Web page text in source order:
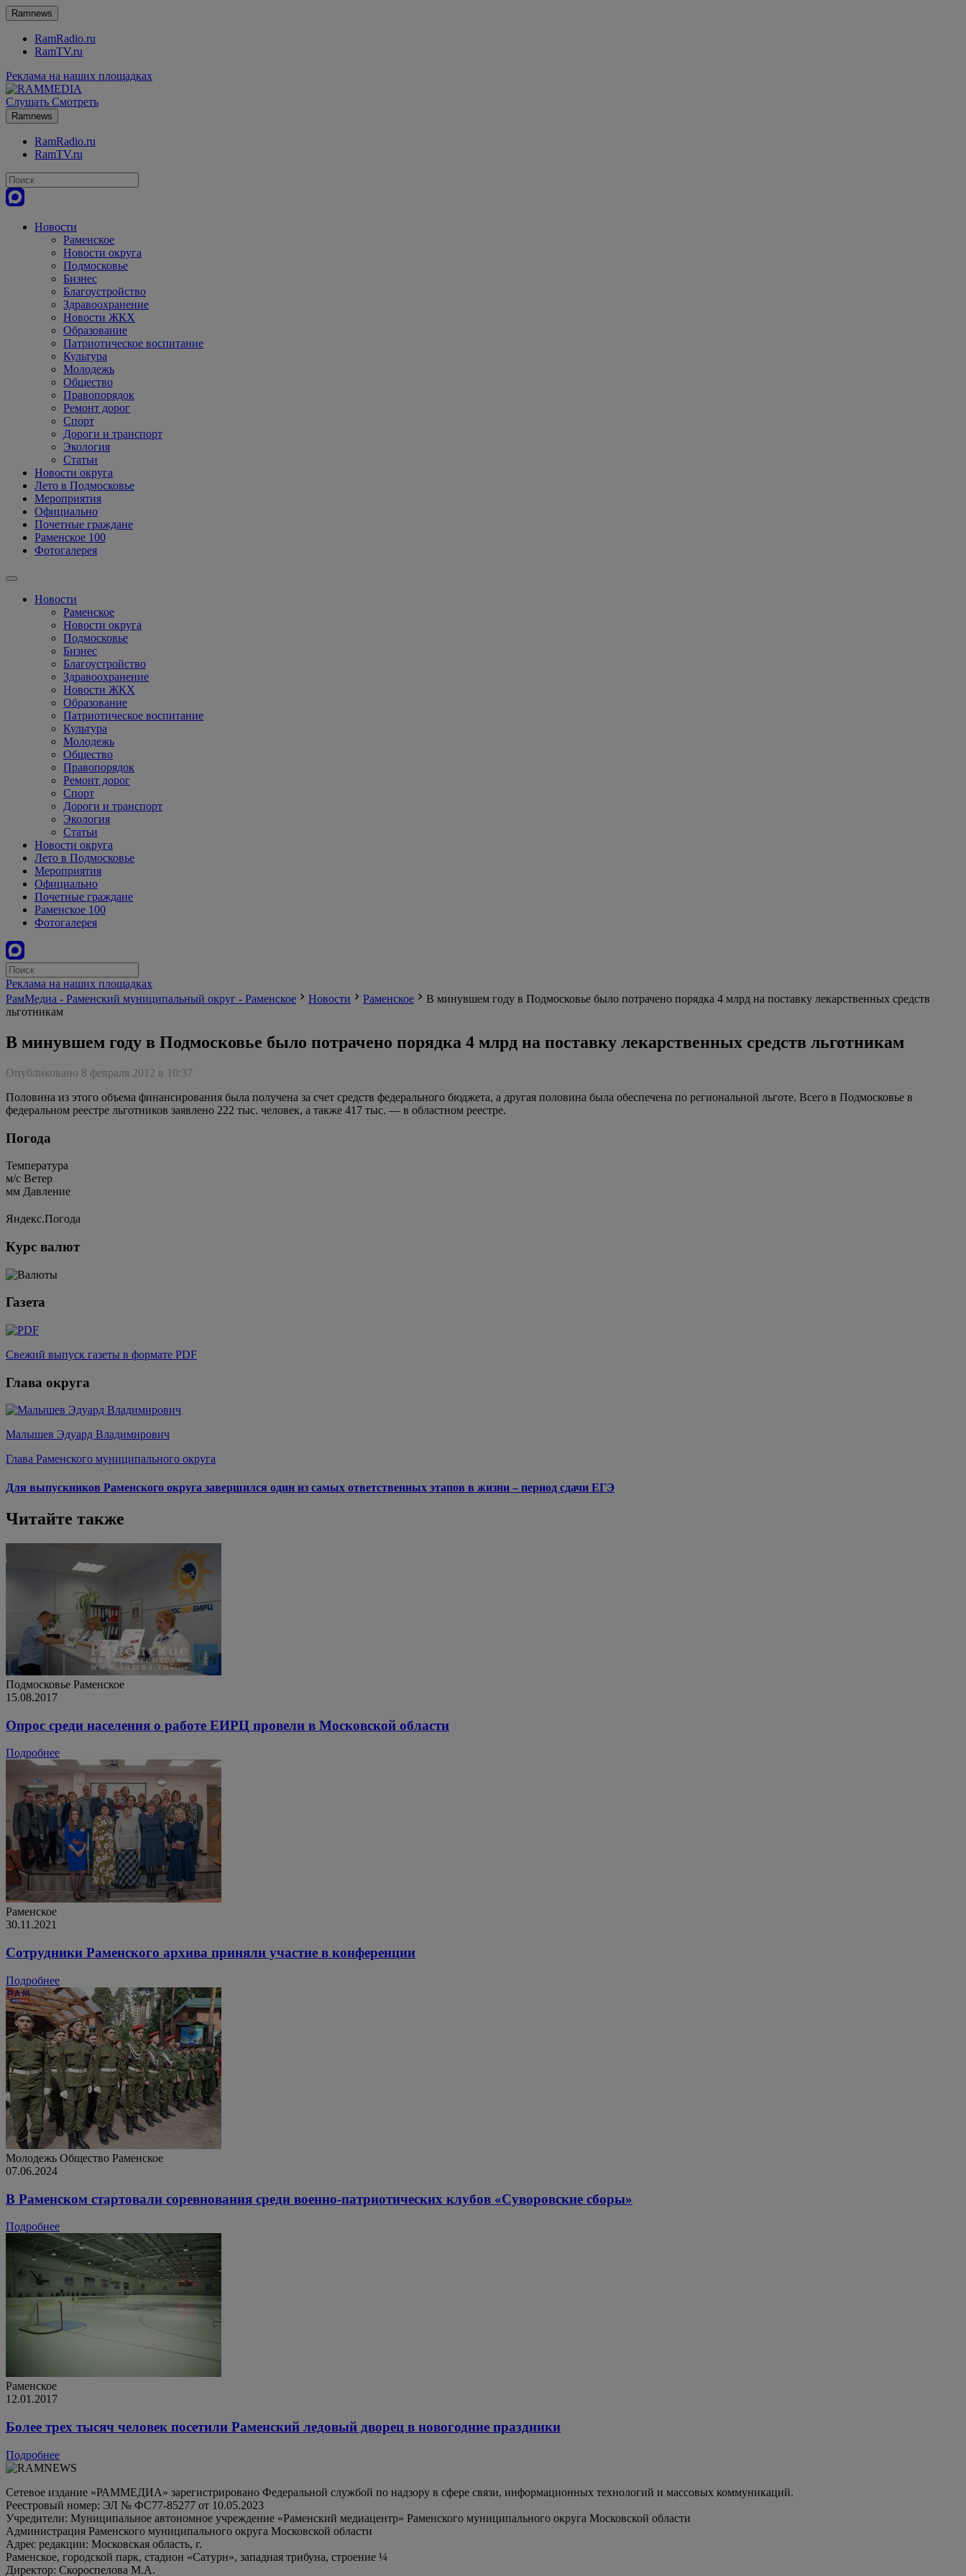
Ramnews
RamRadio.ru
RamTV.ru
Реклама на наших площадках
Слушать Смотреть
Ramnews
RamRadio.ru
RamTV.ru
Новости
Раменское
Новости округа
Подмосковье
Бизнес
Благоустройство
Здравоохранение
Новости ЖКХ
Образование
Патриотическое воспитание
Культура
Молодежь
Общество
Правопорядок
Ремонт дорог
Спорт
Дороги и транспорт
Экология
Статьи
Новости округа
Лето в Подмосковье
Мероприятия
Официально
Почетные граждане
Раменское 100
Фотогалерея
Новости
Раменское
Новости округа
Подмосковье
Бизнес
Благоустройство
Здравоохранение
Новости ЖКХ
Образование
Патриотическое воспитание
Культура
Молодежь
Общество
Правопорядок
Ремонт дорог
Спорт
Дороги и транспорт
Экология
Статьи
Новости округа
Лето в Подмосковье
Мероприятия
Официально
Почетные граждане
Раменское 100
Фотогалерея
Реклама на наших площадках
РамМедиа - Раменский муниципальный округ - Раменское
Новости Раменское
В минувшем году в Подмосковье было потрачено порядка 4 млрд на поставку лекарственных средств
льготникам
В минувшем году в Подмосковье было потрачено порядка 4 млрд на поставку лекарственных средств льготникам
Опубликовано 8 февраля 2012 в 10:37
Половина из этого объема финансирования была получена за счет средств федерального бюджета, а другая половина была обеспечена по региональной льготе. Всего в Подмосковье в
федеральном реестре льготников заявлено 222 тыс. человек, а также 417 тыс. — в областном реестре.
Погода
Температура
м/c Ветер
мм Давление
Яндекс.Погода
Курс валют
Газета
Свежий выпуск газеты в формате PDF
Глава округа
Малышев Эдуард Владимирович
Глава Раменского муниципального округа
Для выпускников Раменского округа завершился один из самых ответственных этапов в жизни – период сдачи ЕГЭ
Читайте также
Подмосковье Раменское
15.08.2017
Опрос среди населения о работе ЕИРЦ провели в Московской области
Подробнее
Раменское
30.11.2021
Сотрудники Раменского архива приняли участие в конференции
Подробнее
Молодежь Общество Раменское
07.06.2024
В Раменском стартовали соревнования среди военно-патриотических клубов «Суворовские сборы»
Подробнее
Раменское
12.01.2017
Более трех тысяч человек посетили Раменский ледовый дворец в новогодние праздники
Подробнее
Сетевое издание «РАММЕДИА» зарегистрировано Федеральной службой по надзору в сфере связи, информационных технологий и массовых коммуникаций.
Реестровый номер: ЭЛ № ФС77-85277 от 10.05.2023
Учредители: Муниципальное автономное учреждение «Раменский медиацентр» Раменского муниципального округа Московской области
Администрация Раменского муниципального округа Московской области
Адрес редакции: Московская область, г.
Раменское, городской парк, стадион «Сатурн», западная трибуна, строение ¼
Директор: Скороспелова М.А.